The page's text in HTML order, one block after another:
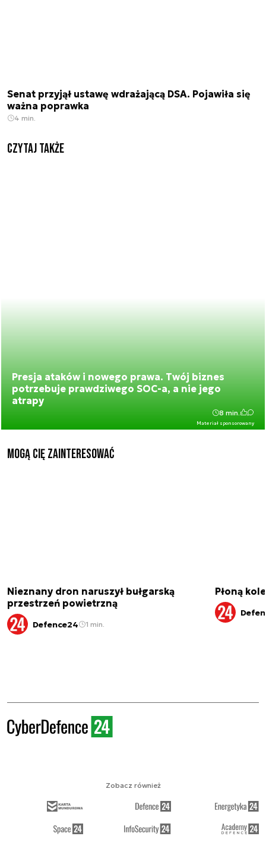
Senat przyjął ustawę wdrażającą DSA. Pojawiła się
ważna poprawka
4 min.
Czytaj także
Presja ataków i nowego prawa. Twój biznes
potrzebuje prawdziwego SOC-a, a nie jego
atrapy
Materiał sponsorowany
8 min.
Mogą Cię zainteresować
Nieznany dron naruszył bułgarską
przestrzeń powietrzną
Defence24 1 min.
Płoną
Zobacz również